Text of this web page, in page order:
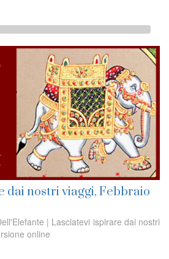
dai nostri viaggi, Febbraio
| Lasciatevi ispirare dai nostri
online